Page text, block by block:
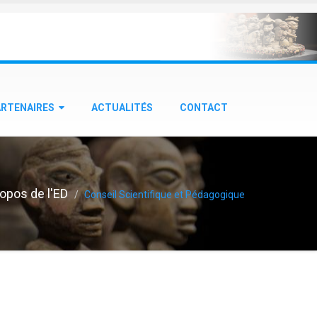
ACTUALITÉS CONTACT
de l'ED Conseil Scientifique et Pédagogique